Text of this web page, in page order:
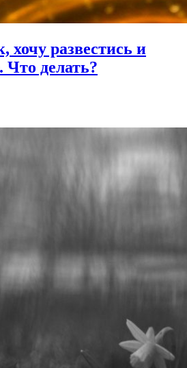
хочу развестись и
Что делать?